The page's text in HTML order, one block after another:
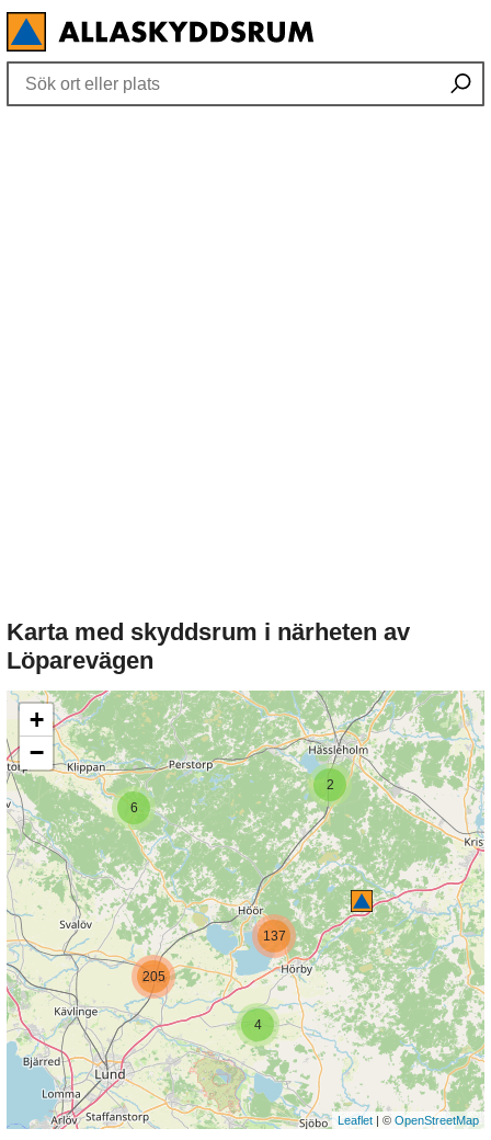
Karta med skyddsrum i närheten av
Löparevägen
6
2
205
4
137
+
−
Leaflet | © OpenStreetMap